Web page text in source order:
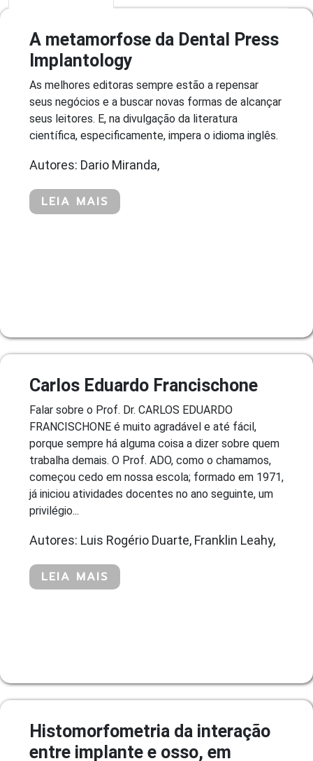
A metamorfose da Dental Press
Implantology
As melhores editoras sempre estão a repensar
seus negócios e a buscar novas formas de alcançar
seus leitores. E, na divulgação da literatura
científica, especificamente, impera o idioma inglês.
Autores: Dario Miranda,
LEIA MAIS
Carlos Eduardo Francischone
Falar sobre o Prof. Dr. CARLOS EDUARDO
FRANCISCHONE é muito agradável e até fácil,
porque sempre há alguma coisa a dizer sobre quem
trabalha demais. O Prof. ADO, como o chamamos,
começou cedo em nossa escola; formado em 1971,
já iniciou atividades docentes no ano seguinte, um
privilégio...
Autores: Luis Rogério Duarte, Franklin Leahy,
LEIA MAIS
Histomorfometria da interação
entre implante e osso, em